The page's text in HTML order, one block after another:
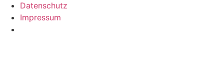
Datenschutz
Impressum